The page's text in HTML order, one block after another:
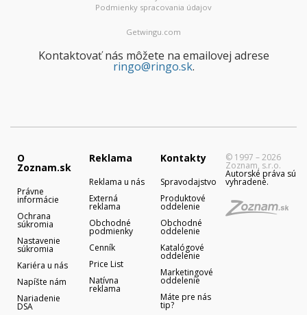
Podmienky spracovania údajov
Getwingu.com
Kontaktovať nás môžete na emailovej adrese
ringo@ringo.sk.
O
Zoznam.sk
Právne
informácie
Ochrana
súkromia
Nastavenie
súkromia
Kariéra u nás
Napíšte nám
Nariadenie
DSA
Reklama
Reklama u nás
Externá
reklama
Obchodné
podmienky
Cenník
Price List
Natívna
reklama
Kontakty
Spravodajstvo
Produktové
oddelenie
Obchodné
oddelenie
Katalógové
oddelenie
Marketingové
oddelenie
Máte pre nás
tip?
© 1997 – 2026
Zoznam, s.r.o.
Autorské práva sú
vyhradené.